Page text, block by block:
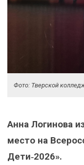
Фото: Тверской
Анна Логинова
место на
Дети‑2026».